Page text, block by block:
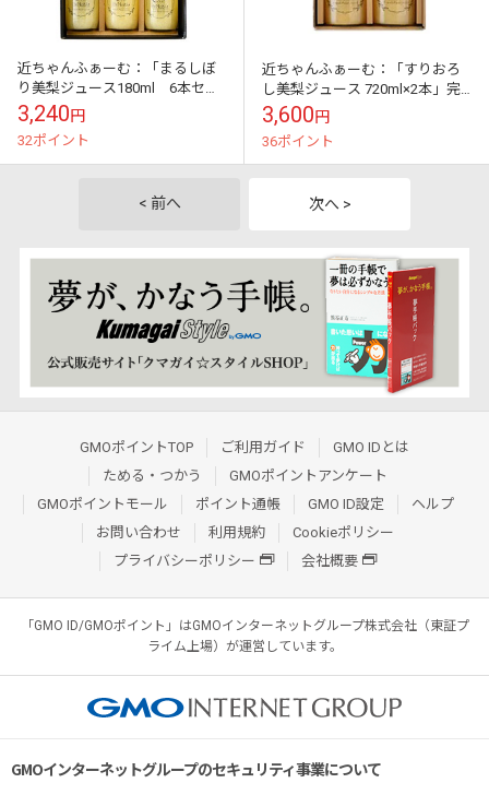
近ちゃんふぁーむ：「まるしぼ
り美梨ジュース180ml 6本セッ
ト」完熟したもぎたての梨をま
るごと『ギュッ』と詰め込みま
した！
3,240円
32ポイント
近ちゃんふぁーむ：「すりおろ
し美梨ジュース 720ml×2本」完
熟したもぎたての梨をまるごと
「ギュッ」と詰め込みました！
3,600円
36ポイント
< 前へ 次へ >
GMOポイントTOP ご利用ガイド
GMO IDとは
ためる・つかう
GMOポイントアンケート
GMOポイントモール
ポイント通帳 GMO ID設定
ヘルプ
お問い合わせ
利用規約
Cookieポリシー
プライバシーポリシー
会社概要
「GMO ID/GMOポイント」はGMOインターネットグループ株式会社（東証プ
ライム上場）が運営しています。
GMOインターネットグループのセキュリティ事業について